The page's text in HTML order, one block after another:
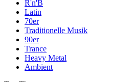
R'n'B
Latin
70er
Traditionelle Musik
90er
Trance
Heavy Metal
Ambient